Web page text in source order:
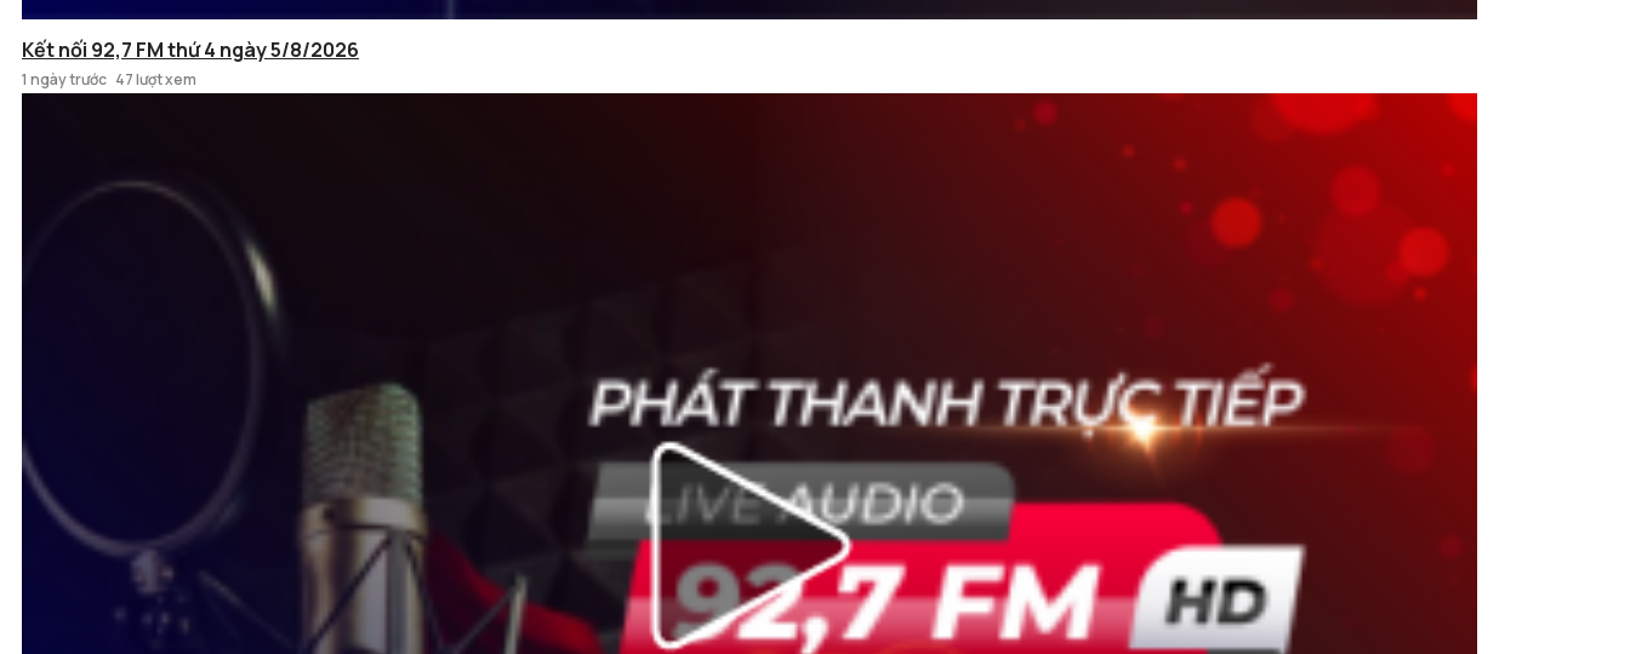
Kết nối 92,7 FM thứ 4 ngày 5/8/2026
1 ngày trước 47 lượt xem